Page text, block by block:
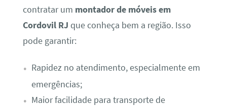
contratar um montador de móveis em
Cordovil RJ que conheça bem a região. Isso
pode garantir:
Rapidez no atendimento, especialmente em
emergências;
Maior facilidade para transporte de